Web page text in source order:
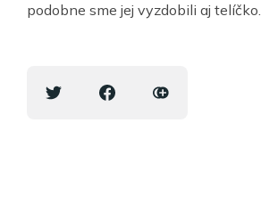
podobne sme jej vyzdobili aj telíčko.